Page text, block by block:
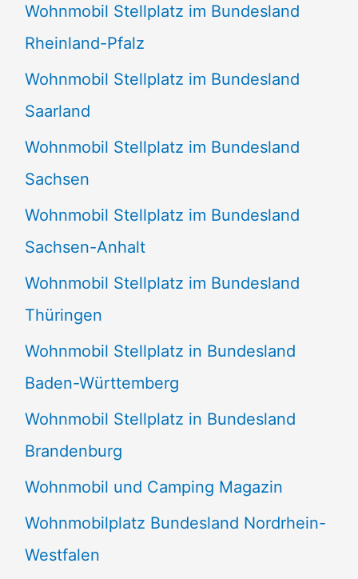
Wohnmobil Stellplatz im Bundesland
Rheinland-Pfalz
Wohnmobil Stellplatz im Bundesland
Saarland
Wohnmobil Stellplatz im Bundesland
Sachsen
Wohnmobil Stellplatz im Bundesland
Sachsen-Anhalt
Wohnmobil Stellplatz im Bundesland
Thüringen
Wohnmobil Stellplatz in Bundesland
Baden-Württemberg
Wohnmobil Stellplatz in Bundesland
Brandenburg
Wohnmobil und Camping Magazin
Wohnmobilplatz Bundesland Nordrhein-
Westfalen